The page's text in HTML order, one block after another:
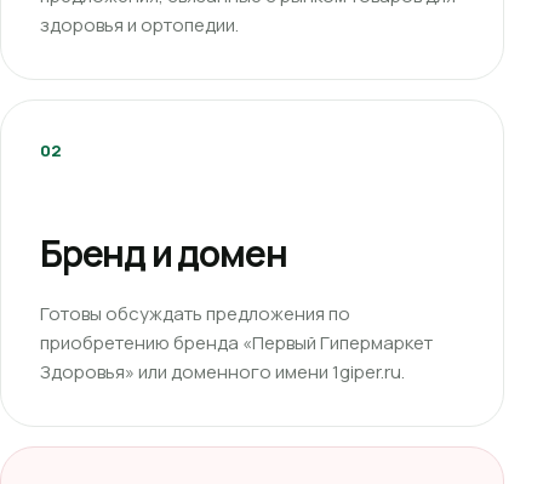
здоровья и ортопедии.
02
Бренд и домен
Готовы обсуждать предложения по
приобретению бренда «Первый Гипермаркет
Здоровья» или доменного имени 1giper.ru.